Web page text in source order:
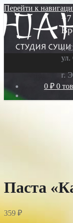
Перейти к
0 ₽ 0
г.
ул.
г.
Паста
359 ₽